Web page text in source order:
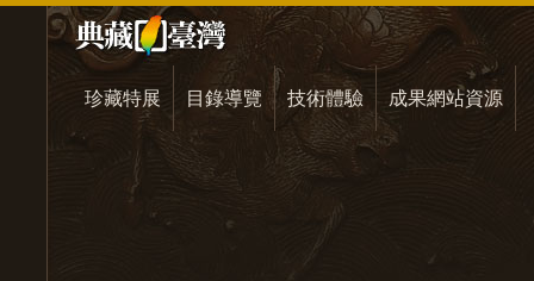
珍藏特展 目錄導覽 技術體驗 成果網站資源